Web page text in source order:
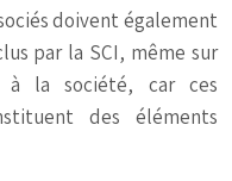
doivent également
par la SCI, même sur
à la société, car ces
des éléments